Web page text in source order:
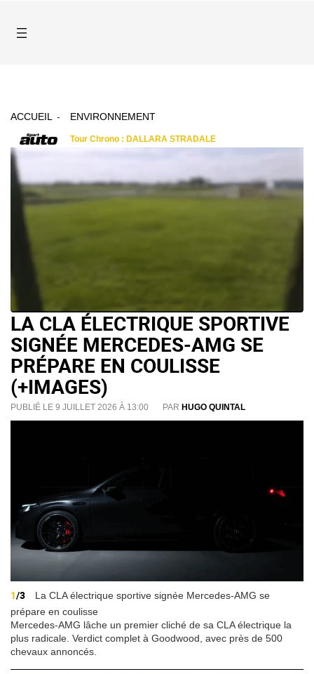
ACCUEIL ENVIRONNEMENT
LA CLA ÉLECTRIQUE SPORTIVE
SIGNÉE MERCEDES-AMG SE
PRÉPARE EN COULISSE
(+IMAGES)
PUBLIÉ LE 9 JUILLET 2026 À 13:00 PAR HUGO QUINTAL
1/3
La CLA électrique sportive signée Mercedes-AMG se
prépare en coulisse
Mercedes-AMG lâche un premier cliché de sa CLA électrique la
plus radicale. Verdict complet à Goodwood, avec près de 500
chevaux annoncés.